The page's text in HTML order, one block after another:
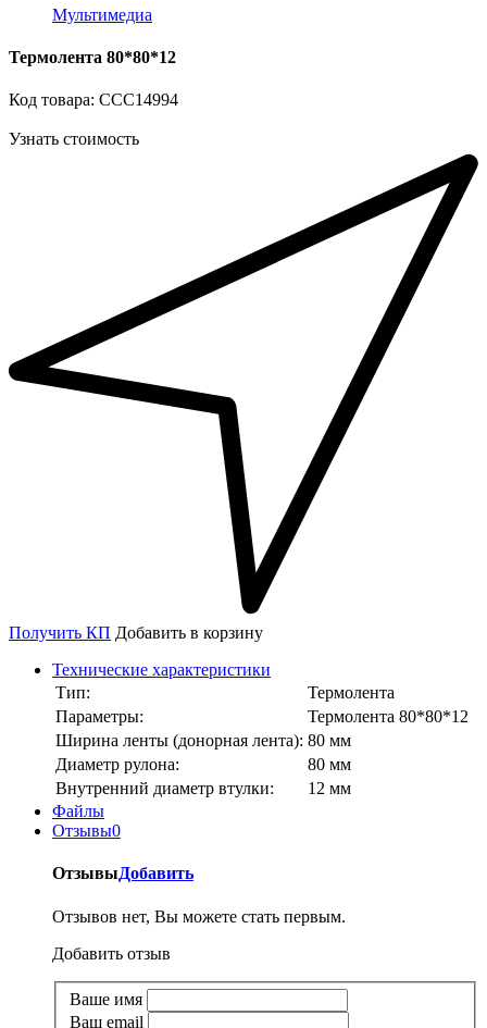
Мультимедиа
Термолента 80*80*12
Код товара: ССС14994
Узнать стоимость
Получить КП Добавить в корзину
Технические характеристики
Тип:
Термолента
Параметры:
Термолента 80*80*12
Ширина ленты (донорная лента): 80 мм
Диаметр рулона:
80 мм
Внутренний диаметр втулки:
12 мм
Файлы
Отзывы0
ОтзывыДобавить
Отзывов нет, Вы можете стать первым.
Добавить отзыв
Ваше имя
Ваш email